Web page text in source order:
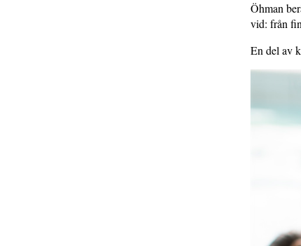
Öhman
vid: från
En del av